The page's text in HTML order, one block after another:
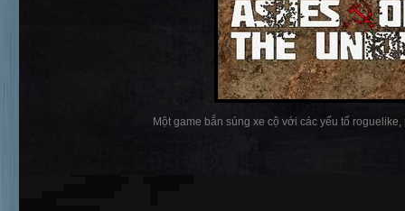
Một game bắn súng xe cộ với các yếu tố roguelike,